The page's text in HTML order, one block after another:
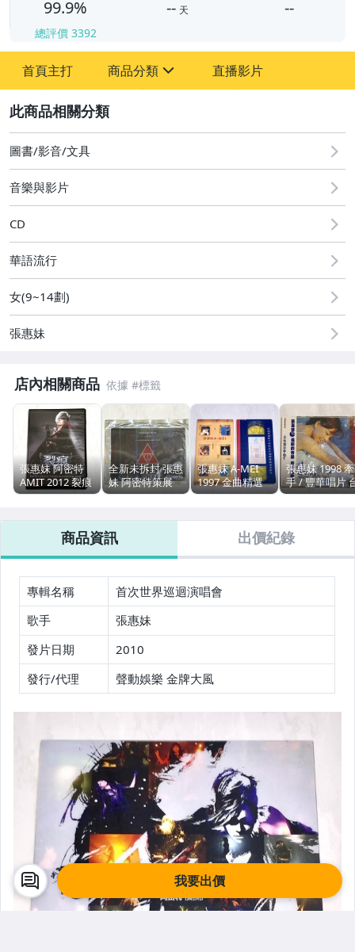
我要出價
99.9%
總評價 3392
-- 天 --
首頁主打 商品分類
圖書/影音/文具
偶像、球員卡與郵幣
直播影片
圖書/影音/文具
音樂與影片
CD
華語流行
女(9~14劃)
張惠妹
店內相關商品
張惠妹 阿密特
AMIT 2012 裂痕
RIFT 遊戲原聲帶
灣版 宣傳單曲
2-CD 附歌詞明
全新未拆封 張惠
妹 阿密特策展
台灣賓士
& A-MIT 2012
Avant/Garde 全
球藝術特展 台灣
版邀請函 宣傳用
非賣品
張惠妹 A-MEI
1997 金曲精選
伴唱帶 (I) 豐華
錄影帶 VHS
張惠妹 1998 牽
手 / 豐華唱片
灣版專輯 CD /
商品資訊 出價紀錄
專輯名稱
首次世界巡迴演唱會
歌手
張惠妹
發片日期
2010
發行/代理
聲動娛樂 金牌大風